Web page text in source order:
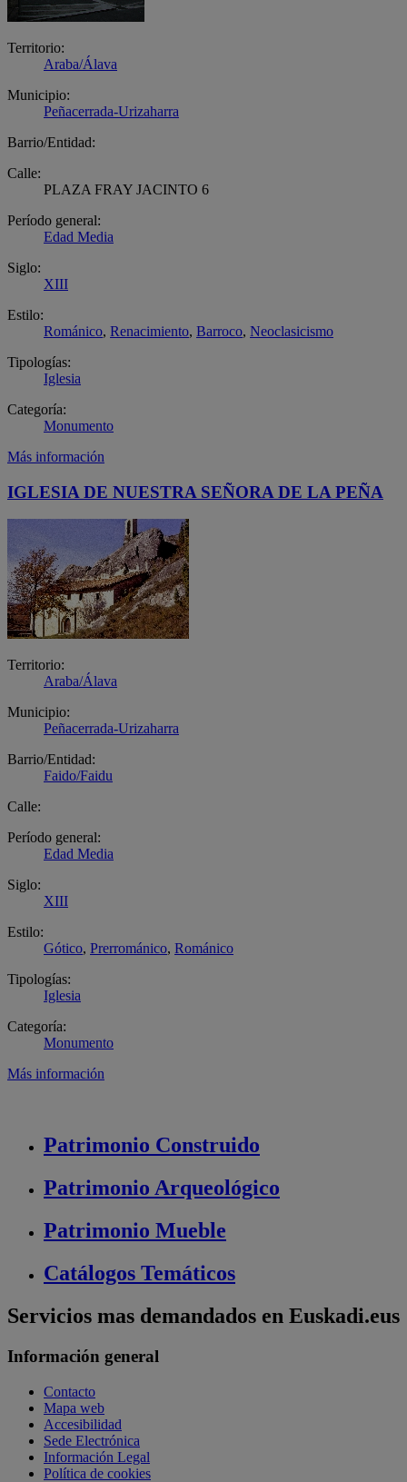
Territorio:
Araba/Álava
Municipio:
Peñacerrada-Urizaharra
Barrio/Entidad:
Calle:
PLAZA FRAY JACINTO 6
Período general:
Edad Media
Siglo:
XIII
Estilo:
Románico, Renacimiento, Barroco, Neoclasicismo
Tipologías:
Iglesia
Categoría:
Monumento
Más información
IGLESIA DE NUESTRA SEÑORA DE LA PEÑA
Territorio:
Araba/Álava
Municipio:
Peñacerrada-Urizaharra
Barrio/Entidad:
Faido/Faidu
Calle:
Período general:
Edad Media
Siglo:
XIII
Estilo:
Gótico, Prerrománico, Románico
Tipologías:
Iglesia
Categoría:
Monumento
Más información
Patrimonio Construido
Patrimonio Arqueológico
Patrimonio Mueble
Catálogos Temáticos
Servicios mas demandados en Euskadi.eus
Información general
Contacto
Mapa web
Accesibilidad
Sede Electrónica
Información Legal
Política de cookies